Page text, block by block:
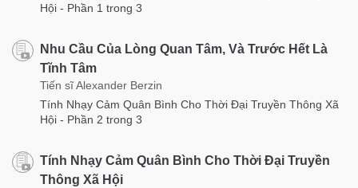
Hội - Phần 1 trong 3
Nhu Cầu Của Lòng Quan Tâm, Và Trước Hết Là
Tĩnh Tâm
Tiến sĩ Alexander Berzin
Tính Nhạy Cảm Quân Bình Cho Thời Đại Truyền Thông Xã
Hội - Phần 2 trong 3
Tính Nhạy Cảm Quân Bình Cho Thời Đại Truyền
Thông Xã Hội